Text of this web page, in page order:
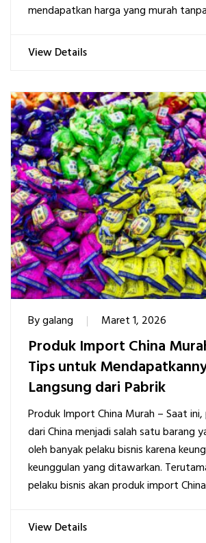
mendapatkan harga yang murah tanpa
View Details
Bygalang Maret 1, 2026
Produk Import China
Tips untuk
Langsung dari Pabrik
Produk Import China Murah – Saat
dari China menjadi salah satu barang
oleh banyak pelaku bisnis karena
keunggulan yang ditawarkan.
pelaku bisnis akan produk import China
View Details